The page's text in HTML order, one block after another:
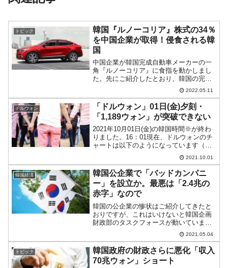
トピック
韓国『ルノーコリア』株式の34％
を中国企業が取得！侵食される韓
国
中国企業が韓国完成自動車メーカーの一
角『ルノーコリア』に食指を動かしまし
た。先にご紹介したとおり、韓国の完成
自動車メーカーは『現代自動車』『起亜
自動車』の勝ち組、『韓国GM』『ルノー
コリア』『双竜自動車』の負け組に分け
られます。『韓国GM』...
2022.05.11
ドルウォン
「ドルウォン」01日(金)夕刻・
「1,189ウォン」が突破できない
2021年10月01日(金)の韓国時間※が終わ
りました。16：01現在、ドルウォンのチ
ャートは以下のようになっています（チ
ャートは『Investing.com』より引用）。
ウォン安圧力は強いのですが、突破でき
ません。現在のところ「1ドル＝1...
2021.10.01
韓国経済
韓国公企業で「バッドカンパニ
ー」を設立か。最悪は「2.4兆の
赤字」なので
韓国の公企業の惨状はご紹介してきたと
おりですが、これはいけないと韓国企画
財政部のタスクフォースが動いていま
す。特に、李明博（イ・ミョンバク）大
統領時代に資源調達に動いた公企業が二
進も三進もいかなくなっていますので、
なんとかしなければなりませ...
2021.05.04
トピック
韓国政府の財政さらに悪化「収入
70兆ウォン」ショート